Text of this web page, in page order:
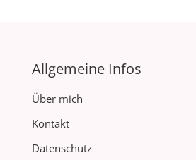
Allgemeine Infos
Über mich
Kontakt
Datenschutz